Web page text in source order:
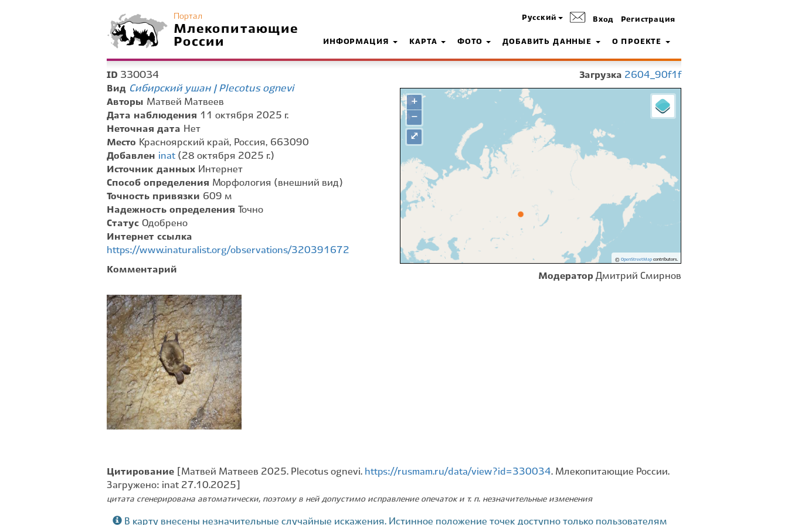
Портал
Млекопитающие
России
Русский Вход Регистрация
ИНФОРМАЦИЯ КАРТА ФОТО ДОБАВИТЬ ДАННЫЕ О ПРОЕКТЕ
ID 330034
Вид Сибирский ушан | Plecotus ognevi
Авторы Матвей Матвеев
Дата наблюдения 11 октября 2025 г.
Неточная дата Нет
Место Красноярский край, Россия, 663090
Добавлен inat (28 октября 2025 г.)
Источник данных Интернет
Способ определения Морфология (внешний вид)
Точность привязки 609 м
Надежность определения
Точно
Статус Одобрено
Интернет ссылка
https://www.inaturalist.org/observations/320391672
Комментарий
Загрузка 2604_90f1f
+
−
© OpenStreetMapcontributors.
⤢
Модератор Дмитрий Смирнов
Цитирование [Матвей Матвеев 2025. Plecotus ognevi. https://rusmam.ru/data/view?id=330034. Млекопитающие России.
Загружено: inat 27.10.2025]
цитата сгенерирована автоматически, поэтому в ней допустимо исправление опечаток и т. п. незначительные изменения
В карту внесены незначительные случайные искажения. Истинное положение точек доступно только пользователям